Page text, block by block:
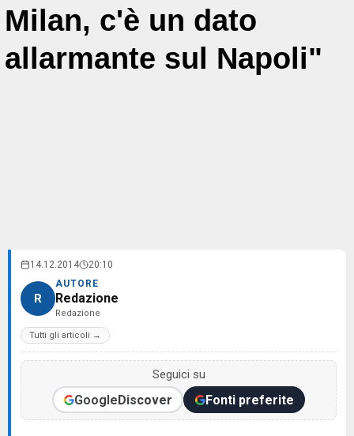
Milan, c'è un dato
allarmante sul Napoli"
14.12.2014 20:10
R
AUTORE
Redazione
Redazione
Tutti gli articoli →
Seguici su
GoogleDiscover Fonti preferite